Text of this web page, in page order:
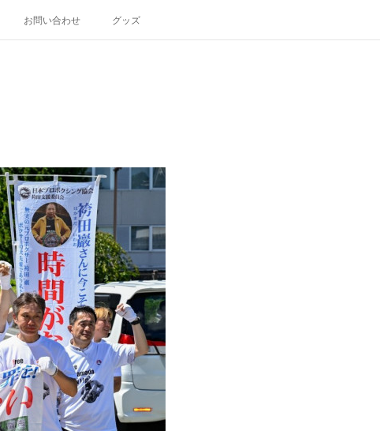
お問い合わせ グッズ